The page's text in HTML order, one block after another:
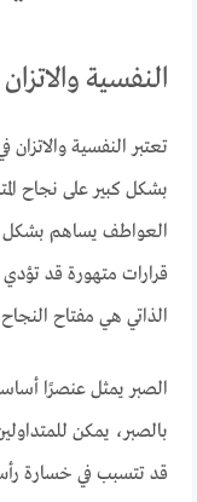
النفسية
تعتبر النفسية
بشكل كبير على نجاح
العواطف يساهم بشكل
قرارات متهورة قد تؤدي
الذاتي هي مفتاح
الصبر يمثل عنصرًا
بالصبر، يمكن
قد تتسبب في خسارة رأس